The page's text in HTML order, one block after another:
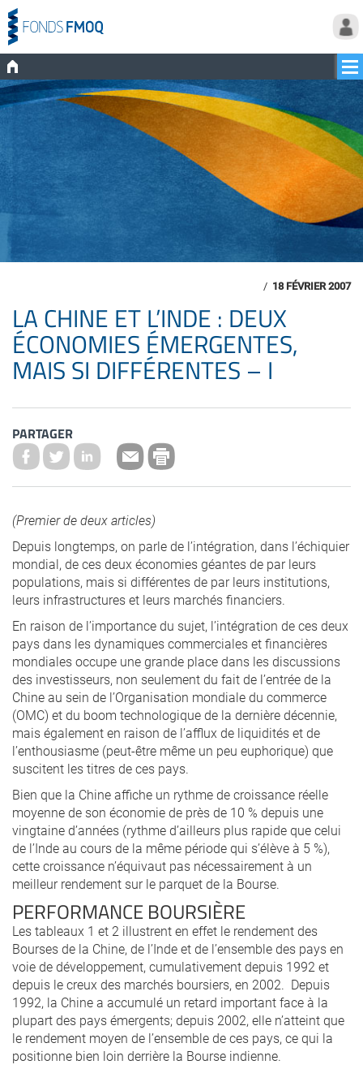
/ 18 FÉVRIER 2007
LA CHINE ET L’INDE : DEUX
ÉCONOMIES ÉMERGENTES,
MAIS SI DIFFÉRENTES – I
PARTAGER
(Premier de deux articles)
Depuis longtemps, on parle de l’intégration, dans l’échiquier
mondial, de ces deux économies géantes de par leurs
populations, mais si différentes de par leurs institutions,
leurs infrastructures et leurs marchés financiers.
En raison de l’importance du sujet, l’intégration de ces deux
pays dans les dynamiques commerciales et financières
mondiales occupe une grande place dans les discussions
des investisseurs, non seulement du fait de l’entrée de la
Chine au sein de l’Organisation mondiale du commerce
(OMC) et du boom technologique de la dernière décennie,
mais également en raison de l’afflux de liquidités et de
l’enthousiasme (peut-être même un peu euphorique) que
suscitent les titres de ces pays.
Bien que la Chine affiche un rythme de croissance réelle
moyenne de son économie de près de 10 % depuis une
vingtaine d’années (rythme d’ailleurs plus rapide que celui
de l’Inde au cours de la même période qui s’élève à 5 %),
cette croissance n’équivaut pas nécessairement à un
meilleur rendement sur le parquet de la Bourse.
PERFORMANCE BOURSIÈRE
Les tableaux 1 et 2 illustrent en effet le rendement des
Bourses de la Chine, de l’Inde et de l’ensemble des pays en
voie de développement, cumulativement depuis 1992 et
depuis le creux des marchés boursiers, en 2002. Depuis
1992, la Chine a accumulé un retard important face à la
plupart des pays émergents; depuis 2002, elle n’atteint que
le rendement moyen de l’ensemble de ces pays, ce qui la
positionne bien loin derrière la Bourse indienne.